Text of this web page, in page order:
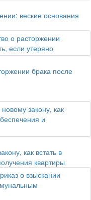
веские основания
брака после
как встать в
квартиры